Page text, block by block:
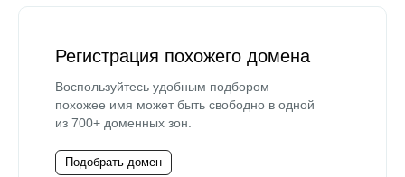
Регистрация похожего домена
Воспользуйтесь удобным подбором —
похожее имя может быть свободно в одной
из 700+ доменных зон.
Подобрать домен